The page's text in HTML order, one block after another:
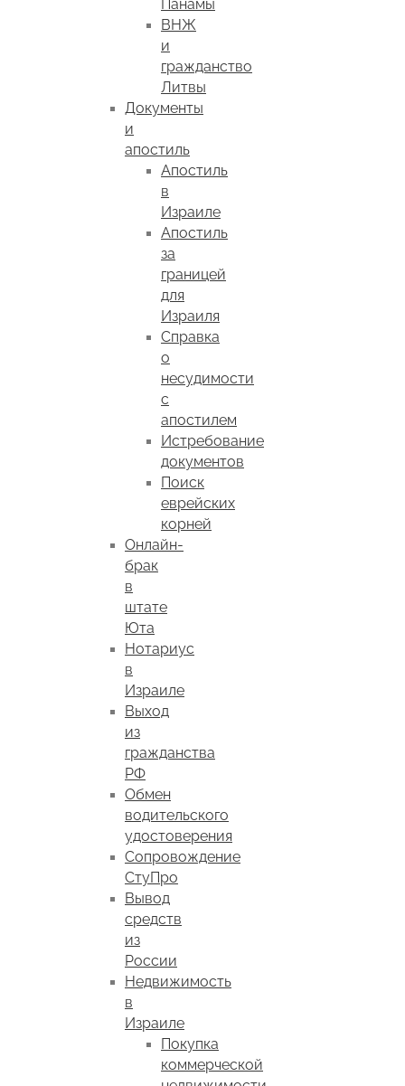
Панамы
ВНЖ
и
гражданство
Литвы
Документы
и
апостиль
Апостиль
в
Израиле
Апостиль
за
границей
для
Израиля
Справка
о
несудимости
с
апостилем
Истребование
документов
Поиск
еврейских
корней
Онлайн-
брак
в
штате
Юта
Нотариус
в
Израиле
Выход
из
гражданства
РФ
Обмен
водительского
удостоверения
Сопровождение
СтуПро
Вывод
средств
из
России
Недвижимость
в
Израиле
Покупка
коммерческой